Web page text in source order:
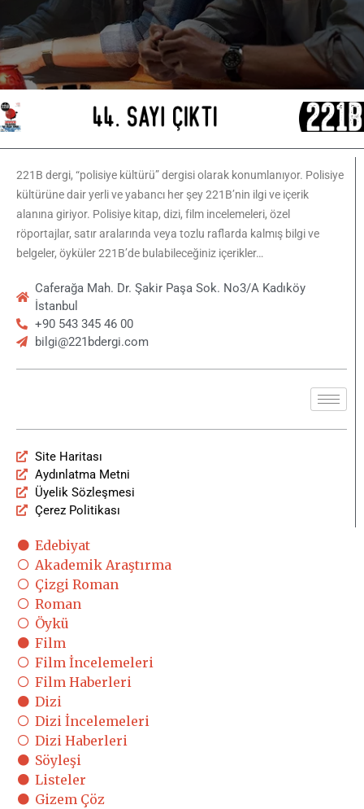
221B dergi, “polisiye kültürü” dergisi olarak konumlanıyor. Polisiye
kültürüne dair yerli ve yabancı her şey 221B’nin ilgi ve içerik
alanına giriyor. Polisiye kitap, dizi, film incelemeleri, özel
röportajlar, satır aralarında veya tozlu raflarda kalmış bilgi ve
belgeler, öyküler 221B’de bulabileceğiniz içerikler…
Caferağa Mah. Dr. Şakir Paşa Sok. No3/A Kadıköy
İstanbul
+90 543 345 46 00
bilgi@221bdergi.com
Site Haritası
Aydınlatma Metni
Üyelik Sözleşmesi
Çerez Politikası
Edebiyat
Akademik Araştırma
Çizgi Roman
Roman
Öykü
Film
Film İncelemeleri
Film Haberleri
Dizi
Dizi İncelemeleri
Dizi Haberleri
Söyleşi
Listeler
Gizem Çöz